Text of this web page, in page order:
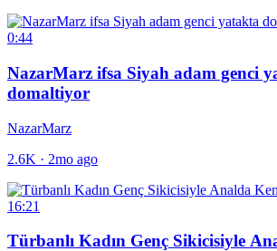
0:44
NazarMarz ifsa Siyah adam genci
domaltiyor
NazarMarz
2.6K · 2mo ago
16:21
Türbanlı Kadın Genç Sikicisiyle